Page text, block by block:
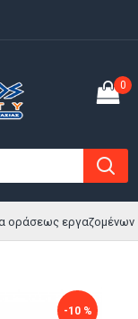
0
οράσεως εργαζομένων
-10 %